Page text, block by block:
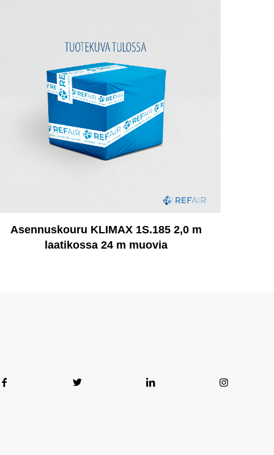
Asennuskouru KLIMAX 1S.185 2,0 m
laatikossa 24 m muovia